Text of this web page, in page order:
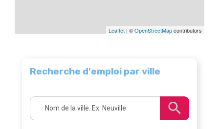
Leaflet | ©OpenStreetMapcontributors
Recherche d'emploi par ville